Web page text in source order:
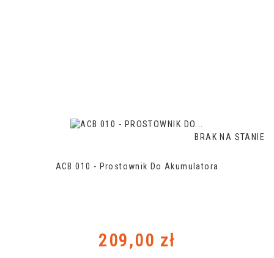
BRAK NA STANIE
ACB 010 - Prostownik Do Akumulatora
Cena
209,00 zł